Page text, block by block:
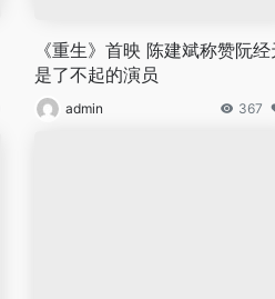
《重生》首映 陈建斌称赞阮经
是了不起的演员
admin 367